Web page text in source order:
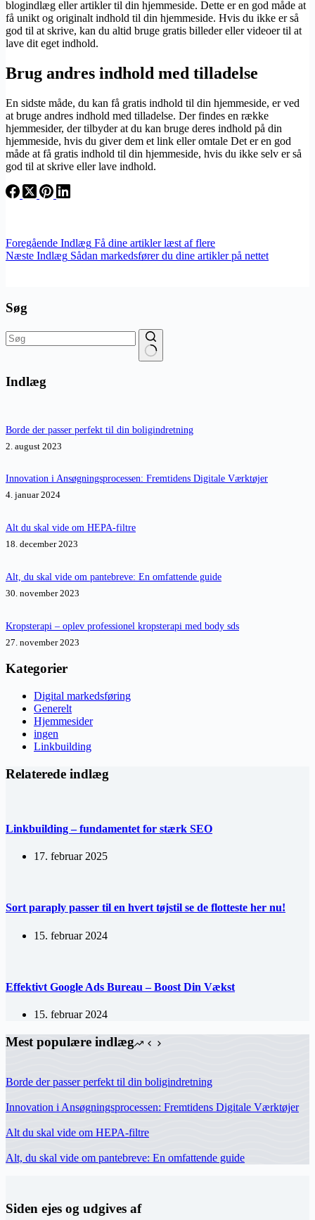
blogindlæg eller artikler til din hjemmeside. Dette er en god måde at
få unikt og originalt indhold til din hjemmeside. Hvis du ikke er så
god til at skrive, kan du altid bruge gratis billeder eller videoer til at
lave dit eget indhold.
Brug andres indhold med tilladelse
En sidste måde, du kan få gratis indhold til din hjemmeside, er ved
at bruge andres indhold med tilladelse. Der findes en række
hjemmesider, der tilbyder at du kan bruge deres indhold på din
hjemmeside, hvis du giver dem et link eller omtale Det er en god
måde at få gratis indhold til din hjemmeside, hvis du ikke selv er så
god til at skrive eller lave indhold.
Foregående Indlæg Få dine artikler læst af flere
Næste Indlæg Sådan markedsfører du dine artikler på nettet
Søg
resultater
Indlæg
Borde der passer perfekt til din boligindretning
2. august 2023
Innovation i Ansøgningsprocessen: Fremtidens Digitale Værktøjer
4. januar 2024
Alt du skal vide om HEPA-filtre
18. december 2023
Alt, du skal vide om pantebreve: En omfattende guide
30. november 2023
Kropsterapi – oplev professionel kropsterapi med body sds
27. november 2023
Kategorier
Digital markedsføring
Generelt
Hjemmesider
ingen
Linkbuilding
Relaterede indlæg
Linkbuilding – fundamentet for stærk SEO
17. februar 2025
Sort paraply passer til en hvert tøjstil se de flotteste her nu!
15. februar 2024
Effektivt Google Ads Bureau – Boost Din Vækst
15. februar 2024
Mest populære indlæg
Borde der passer perfekt til din boligindretning
Innovation i Ansøgningsprocessen: Fremtidens Digitale Værktøjer
Alt du skal vide om HEPA-filtre
Alt, du skal vide om pantebreve: En omfattende guide
Siden ejes og udgives af